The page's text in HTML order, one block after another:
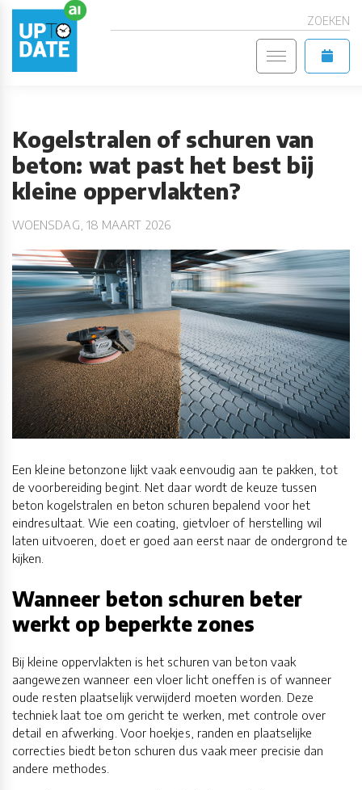
ZOEKEN
Kogelstralen of schuren van
beton: wat past het best bij
kleine oppervlakten?
WOENSDAG, 18 MAART 2026
Een kleine betonzone lijkt vaak eenvoudig aan te pakken, tot
de voorbereiding begint. Net daar wordt de keuze tussen
beton kogelstralen en beton schuren bepalend voor het
eindresultaat. Wie een coating, gietvloer of herstelling wil
laten uitvoeren, doet er goed aan eerst naar de ondergrond te
kijken.
Wanneer beton schuren beter
werkt op beperkte zones
Bij kleine oppervlakten is het schuren van beton vaak
aangewezen wanneer een vloer licht oneffen is of wanneer
oude resten plaatselijk verwijderd moeten worden. Deze
techniek laat toe om gericht te werken, met controle over
detail en afwerking. Voor hoekjes, randen en plaatselijke
correcties biedt beton schuren dus vaak meer precisie dan
andere methodes.